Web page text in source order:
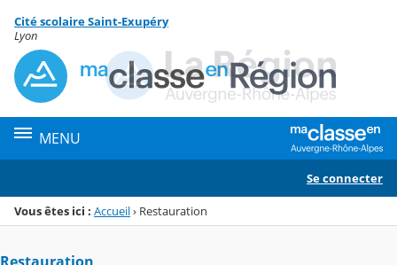
Menu de la rubrique
Contenu
Cité scolaire Saint-Exupéry
Lyon
MENU
Se connecter
Vous êtes ici : Accueil› Restauration
Restauration